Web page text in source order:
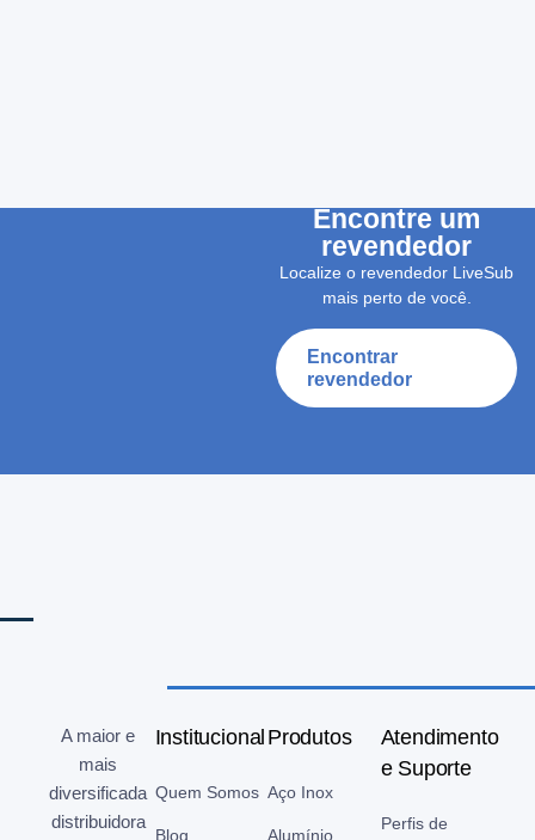
Encontre um
revendedor
Localize o revendedor LiveSub
mais perto de você.
Encontrar
revendedor
A maior e
mais
diversificada
distribuidora
Institucional
Quem Somos
Blog
Produtos
Aço Inox
Alumínio
Atendimento
e Suporte
Perfis de